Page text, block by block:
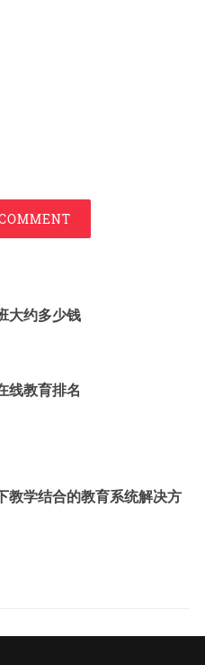
大约多少钱
线教育排名
教学结合的教育系统解决方